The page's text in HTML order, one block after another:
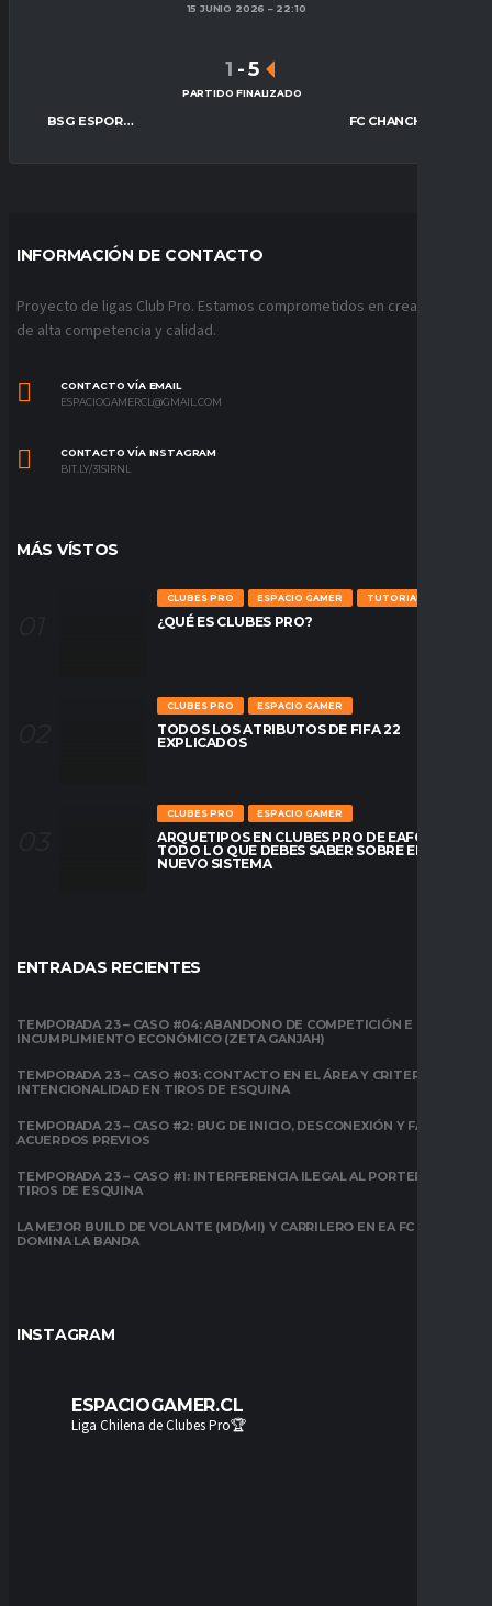
15 JUNIO 2026 22:10
BSG ESPORTS
1 -5
PARTIDO FINALIZADO
INFORMACIÓN DE CONTACTO
Proyecto de ligas Club Pro. Estamos comprometidos en crear ligas
de alta competencia y calidad.
CONTACTO VÍA EMAIL
ESPACIOGAMERCL@GMAIL.COM
CONTACTO VÍA INSTAGRAM
BIT.LY/31S1RNL
MÁS VÍSTOS
CLUBES PRO ESPACIO GAMER TUTORIALES
¿QUÉ ES CLUBES PRO?
CLUBES PRO ESPACIO GAMER
TODOS LOS ATRIBUTOS DE FIFA 22
EXPLICADOS
CLUBES PRO ESPACIO GAMER
ARQUETIPOS EN CLUBES PRO DE EAFC26:
TODO LO QUE DEBES SABER SOBRE EL
NUEVO SISTEMA
ENTRADAS RECIENTES
TEMPORADA 23 – CASO #04: ABANDONO DE COMPETICIÓN E
INCUMPLIMIENTO ECONÓMICO (ZETA GANJAH)
TEMPORADA 23 – CASO #03: CONTACTO EN EL ÁREA Y CRITERIO DE
INTENCIONALIDAD EN TIROS DE ESQUINA
TEMPORADA 23 – CASO #2: BUG DE INICIO, DESCONEXIÓN Y FALTA DE
ACUERDOS PREVIOS
TEMPORADA 23 – CASO #1: INTERFERENCIA ILEGAL AL PORTERO EN
TIROS DE ESQUINA
LA MEJOR BUILD DE VOLANTE (MD/MI) Y CARRILERO EN EA FC 26:
DOMINA LA BANDA
INSTAGRAM
ESPACIOGAMER.CL
Liga Chilena de Clubes Pro🏆